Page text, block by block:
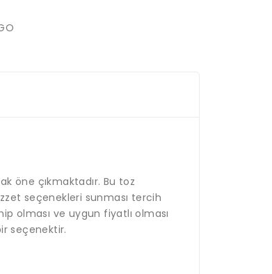
öne çıkmaktadır. Bu toz
seçenekleri sunması tercih
olması ve uygun fiyatlı olması
seçenektir.